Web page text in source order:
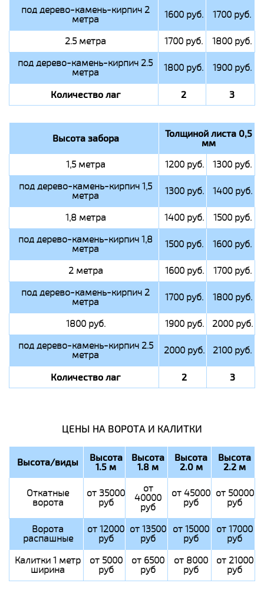
под дерево-камень-кирпич 2
метра 1600 руб. 1700 руб.
2.5 метра 1700 руб.
1800 руб.
под дерево-камень-кирпич 2.5
метра 1800 руб. 1900 руб.
Количество лаг 2 3
Высота забора Толщиной листа 0,5
мм
1,5 метра 1200 руб.
1300 руб.
под дерево-камень-кирпич 1,5
метра 1300 руб. 1400 руб.
1,8 метра 1400 руб.
1500 руб.
под дерево-камень-кирпич 1,8
метра 1500 руб. 1600 руб.
2 метра 1600 руб.
1700 руб.
под дерево-камень-кирпич 2
метра 1700 руб. 1800 руб.
1800 руб. 1900 руб.
2000 руб.
под дерево-камень-кирпич 2.5
метра 2000 руб. 2100 руб.
Количество лаг 2 3
ЦЕНЫ НА ВОРОТА И КАЛИТКИ
Высота/виды Высота
1.5 м
Высота
1.8 м
Высота
2.0 м
Высота
2.2 м
Откатные
ворота
от 35000
руб
от
40000
руб
от 45000
руб
от 50000
руб
Ворота
распашные
от 12000
руб
от 13500
руб
от 15000
руб
от 17000
руб
Калитки 1 метр
ширина
от 5000
руб
от 6500
руб
от 8000
руб
от 21000
руб